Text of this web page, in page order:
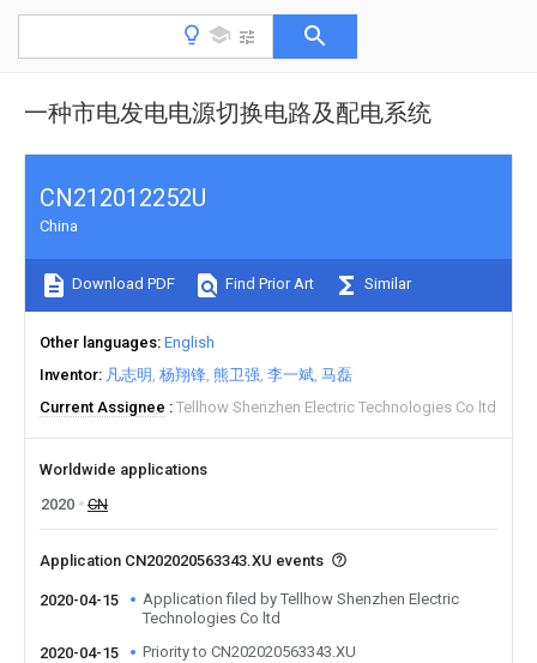
一种市电发电电源切换电路及配电系统
CN212012252U
China
Download PDF Find Prior Art Similar
Other languages English
Inventor 凡志明 杨翔锋 熊卫强 李一斌 马磊
Current Assignee
Tellhow Shenzhen Electric Technologies Co ltd
Worldwide applications
2020
CN
Application CN202020563343.XU events
2020-04-15
Application filed by Tellhow Shenzhen Electric
Technologies Co ltd
2020-04-15
Priority to CN202020563343.XU